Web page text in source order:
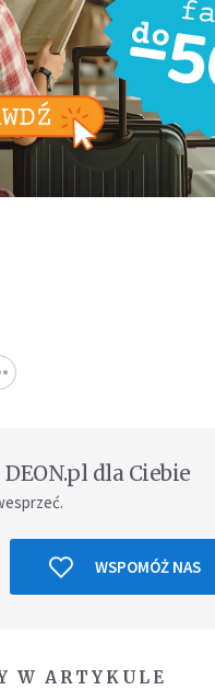
dla Ciebie
WSPOMÓŻ NAS
W ARTYKULE